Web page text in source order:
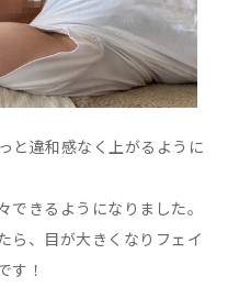
と違和感なく上がるように
きるようになりました。
ら、目が大きくなりフェイ
す！